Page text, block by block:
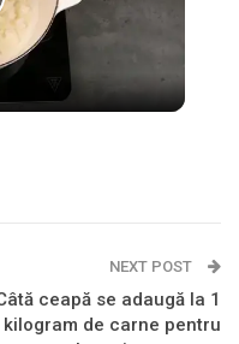
NEXT POST
ceapă se adaugă la 1
kilogram de carne pentru